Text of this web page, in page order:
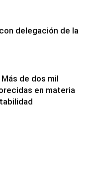
delegación de la
de dos mil
en materia